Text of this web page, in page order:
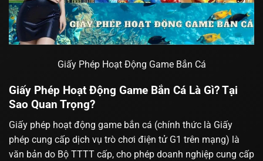
Giấy Phép Hoạt Động Game Bắn Cá
Giấy Phép Hoạt Động Game Bắn Cá Là Gì? Tại
Sao Quan Trọng?
Giấy phép hoạt động game bắn cá (chính thức là Giấy
phép cung cấp dịch vụ trò chơi điện tử G1 trên mạng) là
văn bản do Bộ TTTT cấp, cho phép doanh nghiệp cung cấp